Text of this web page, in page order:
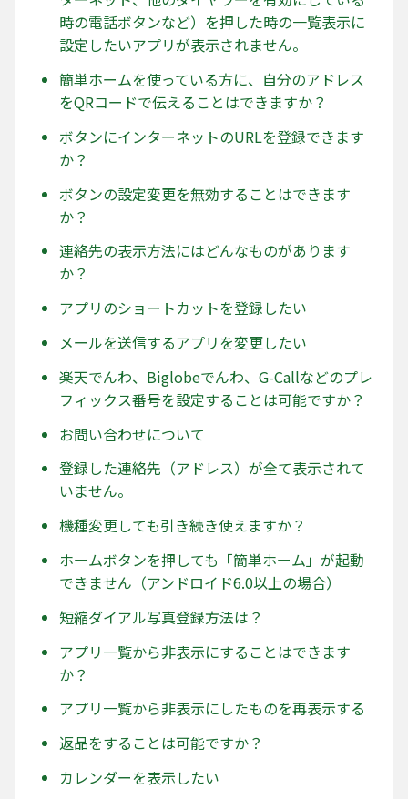
時の電話ボタンなど）を押した時の一覧表示に
設定したいアプリが表示されません。
簡単ホームを使っている方に、自分のアドレス
をQRコードで伝えることはできますか？
ボタンにインターネットのURLを登録できます
か？
ボタンの設定変更を無効することはできます
か？
連絡先の表示方法にはどんなものがあります
か？
アプリのショートカットを登録したい
メールを送信するアプリを変更したい
楽天でんわ、Biglobeでんわ、G-Callなどのプレ
フィックス番号を設定することは可能ですか？
お問い合わせについて
登録した連絡先（アドレス）が全て表示されて
いません。
機種変更しても引き続き使えますか？
ホームボタンを押しても「簡単ホーム」が起動
できません（アンドロイド6.0以上の場合）
短縮ダイアル写真登録方法は？
アプリ一覧から非表示にすることはできます
か？
アプリ一覧から非表示にしたものを再表示する
返品をすることは可能ですか？
カレンダーを表示したい